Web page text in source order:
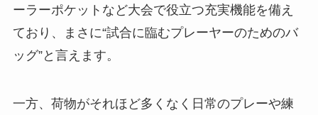
ーラーポケットなど大会で役立つ充実機能を備え
ており、まさに“試合に臨むプレーヤーのためのバ
ッグ”と言えます。
一方、荷物がそれほど多くなく日常のプレーや練